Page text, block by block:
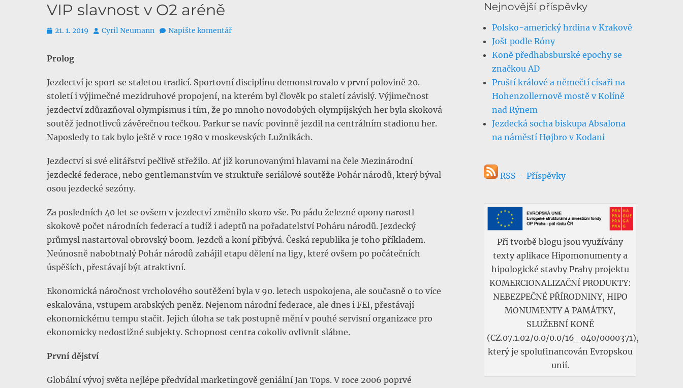
VIP slavnost v O2 aréně
Publikováno
21. 1. 2019 Autor
Cyril Neumann Napište komentář
Prolog
Jezdectví je sport se staletou tradicí. Sportovní disciplínu demonstrovalo v první polovině 20.
století i výjimečné mezidruhové propojení, na kterém byl člověk po staletí závislý. Výjimečnost
jezdectví zdůrazňoval olympismus i tím, že po mnoho novodobých olympijských her byla skoková
soutěž jednotlivců závěrečnou tečkou. Parkur se navíc povinně jezdil na centrálním stadionu her.
Naposledy to tak bylo ještě v roce 1980 v moskevských Lužnikách.
Jezdectví si své elitářství pečlivě střežilo. Ať již korunovanými hlavami na čele Mezinárodní
jezdecké federace, nebo gentlemanstvím ve struktuře seriálové soutěže Pohár národů, který býval
osou jezdecké sezóny.
Za posledních 40 let se ovšem v jezdectví změnilo skoro vše. Po pádu železné opony narostl
skokově počet národních federací a tudíž i adeptů na pořadatelství Poháru národů. Jezdecký
průmysl nastartoval obrovský boom. Jezdců a koní přibývá. Česká republika je toho příkladem.
Neúnosně nabobtnalý Pohár národů zahájil etapu dělení na ligy, které ovšem po počátečních
úspěších, přestávají být atraktivní.
Ekonomická náročnost vrcholového soutěžení byla v 90. letech uspokojena, ale současně o to více
eskalována, vstupem arabských peněz. Nejenom národní federace, ale dnes i FEI, přestávají
ekonomickému tempu stačit. Jejich úloha se tak postupně mění v pouhé servisní organizace pro
ekonomicky nedostižné subjekty. Schopnost centra cokoliv ovlivnit slábne.
První dějství
Globální vývoj světa nejlépe předvídal marketingově geniální Jan Tops. V roce 2006 poprvé
Nejnovější příspěvky
Polsko-americký hrdina v Krakově
Jošt podle Róny
Koně předhabsburské epochy se
značkou AD
Pruští králové a němečtí císaři na
Hohenzollernově mostě v Kolíně
nad Rýnem
Jezdecká socha biskupa Absalona
na náměstí Højbro v Kodani
RSS – Příspěvky
Při tvorbě blogu jsou využívány
texty aplikace Hipomonumenty a
hipologické stavby Prahy projektu
KOMERCIONALIZAČNÍ PRODUKTY:
NEBEZPEČNÉ PŘÍRODNINY, HIPO
MONUMENTY A PAMÁTKY,
SLUŽEBNÍ KONĚ
(CZ.07.1.02/0.0/0.0/16_040/0000371),
který je spolufinancován Evropskou
unií.